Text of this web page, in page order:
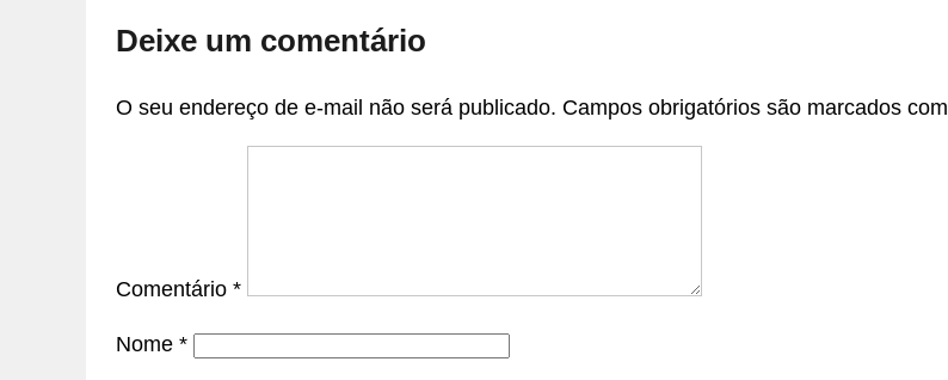
Deixe um comentário
O seu endereço de e-mail não será publicado. Campos obrigatórios são marcados com
Comentário *
Nome *